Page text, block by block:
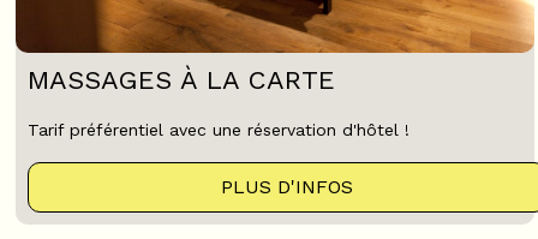
MASSAGES À LA CARTE
Tarif préférentiel avec une réservation d'hôtel !
PLUS D'INFOS